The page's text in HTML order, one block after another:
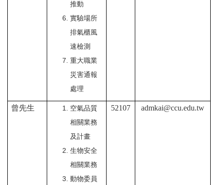
推動
實驗場所
排氣櫃風
速檢測
重大職業
災害通報
處理
曾先生
空氣品質
相關業務
及計畫
生物安全
相關業務
動物委員
52107 admkai@ccu.edu.tw